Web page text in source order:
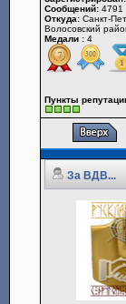
Сообщений: 4791
Откуда: Санкт-
Волосовский
Медали : 4
Пункты
За ВДВ...